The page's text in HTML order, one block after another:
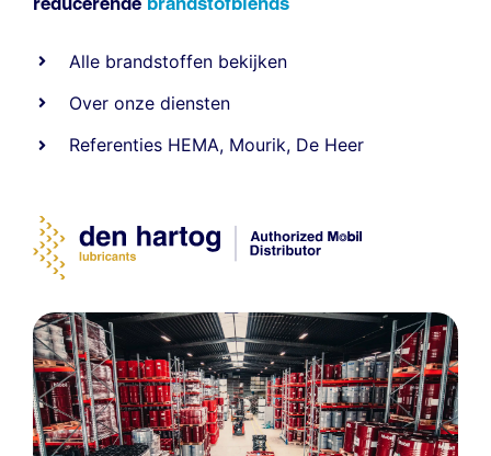
Alle brandstoffen bekijken
Over onze diensten
Referenties HEMA, Mourik, De Heer